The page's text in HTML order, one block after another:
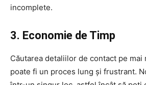
incomplete.
3. Economie de Timp
Căutarea detaliilor de contact pe mai
poate fi un proces lung și frustrant.